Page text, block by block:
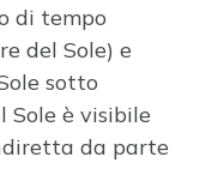
di tempo
del Sole) e
sotto
Sole è visibile
da parte